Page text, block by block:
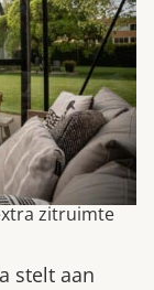
zitruimte
stelt aan